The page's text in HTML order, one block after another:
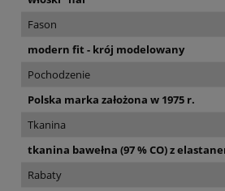
Fason
modern fit - krój modelowany
Pochodzenie
Polska marka założona w 1975 r.
Tkanina
tkanina bawełna (97 % CO) z
Rabaty